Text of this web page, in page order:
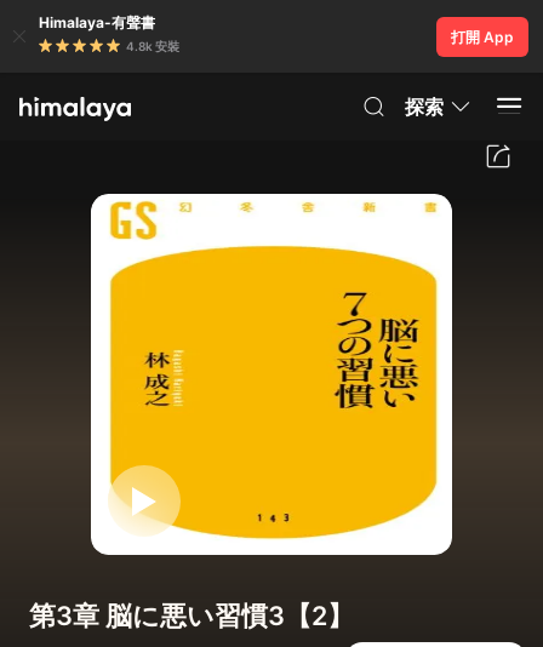
Himalaya-有聲書
4.8k 安裝
打開 App
探索
第3章 脳に悪い習慣3【2】